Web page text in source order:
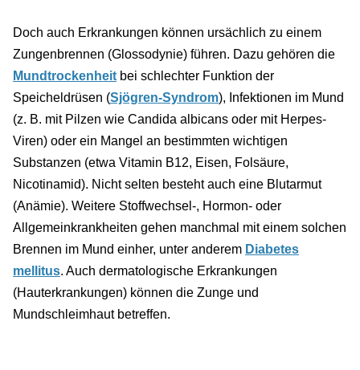
Doch auch Erkrankungen können ursächlich zu einem
Zungenbrennen (Glossodynie) führen. Dazu gehören die
Mundtrockenheit bei schlechter Funktion der
Speicheldrüsen (Sjögren-Syndrom), Infektionen im Mund
(z. B. mit Pilzen wie Candida albicans oder mit Herpes-
Viren) oder ein Mangel an bestimmten wichtigen
Substanzen (etwa Vitamin B12, Eisen, Folsäure,
Nicotinamid). Nicht selten besteht auch eine Blutarmut
(Anämie). Weitere Stoffwechsel-, Hormon- oder
Allgemeinkrankheiten gehen manchmal mit einem solchen
Brennen im Mund einher, unter anderem Diabetes
mellitus. Auch dermatologische Erkrankungen
(Hauterkrankungen) können die Zunge und
Mundschleimhaut betreffen.